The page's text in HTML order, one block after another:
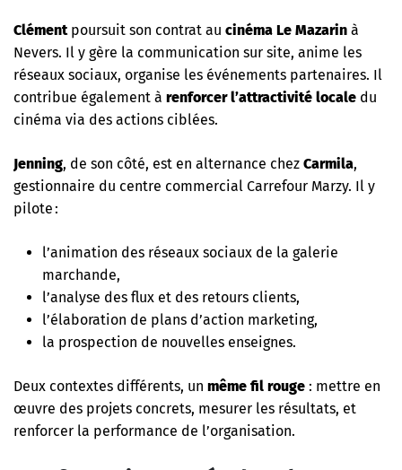
Clémentpoursuit son contrat au cinéma Le Mazarin à
Nevers. Il y gère la communication sur site, anime les
réseaux sociaux, organise les événements partenaires. Il
contribue également à renforcer l’attractivité locale du
cinéma via des actions ciblées.
Jenning, de son côté, est en alternance chez Carmila,
gestionnaire du centre commercial Carrefour Marzy. Il y
pilote :
l’animation des réseaux sociaux de la galerie
marchande,
l’analyse des flux et des retours clients,
l’élaboration de plans d’action marketing,
la prospection de nouvelles enseignes.
Deux contextes différents, un même fil rouge : mettre en
œuvre des projets concrets, mesurer les résultats, et
renforcer la performance de l’organisation.